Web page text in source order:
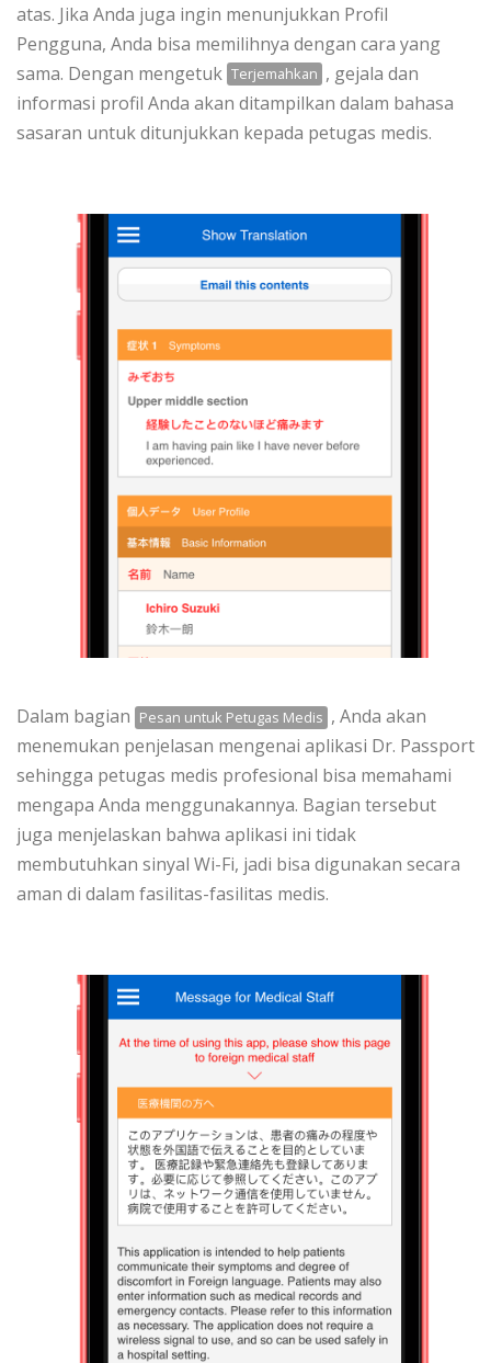
atas. Jika Anda juga ingin menunjukkan Profil
Pengguna, Anda bisa memilihnya dengan cara yang
sama. Dengan mengetuk Terjemahkan , gejala dan
informasi profil Anda akan ditampilkan dalam bahasa
sasaran untuk ditunjukkan kepada petugas medis.
Dalam bagian Pesan untuk Petugas Medis , Anda akan
menemukan penjelasan mengenai aplikasi Dr. Passport
sehingga petugas medis profesional bisa memahami
mengapa Anda menggunakannya. Bagian tersebut
juga menjelaskan bahwa aplikasi ini tidak
membutuhkan sinyal Wi-Fi, jadi bisa digunakan secara
aman di dalam fasilitas-fasilitas medis.